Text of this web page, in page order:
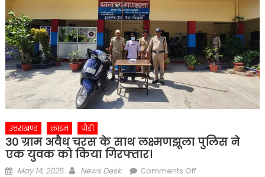
उत्तराखण्ड क्राइम पौड़ी
30 ग्राम अवैध चरस के साथ लक्ष्मणझूला पुलिस ने
एक युवक को किया गिरफ्तार।
Posted
May 14, 2025 Author
News Desk Comments Offon